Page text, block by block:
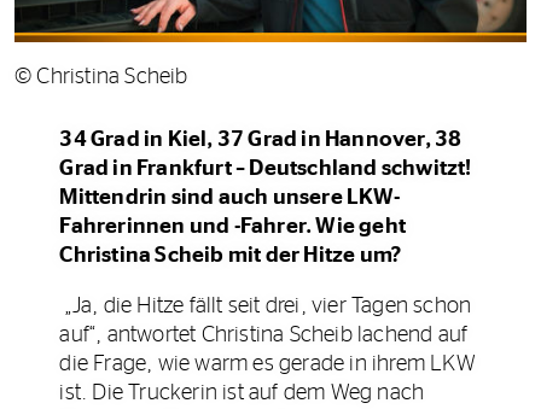
© Christina Scheib
34 Grad in Kiel, 37 Grad in Hannover, 38
Grad in Frankfurt – Deutschland schwitzt!
Mittendrin sind auch unsere LKW-
Fahrerinnen und -Fahrer. Wie geht
Christina Scheib mit der Hitze um?
„Ja, die Hitze fällt seit drei, vier Tagen schon
auf“, antwortet Christina Scheib lachend auf
die Frage, wie warm es gerade in ihrem LKW
ist. Die Truckerin ist auf dem Weg nach